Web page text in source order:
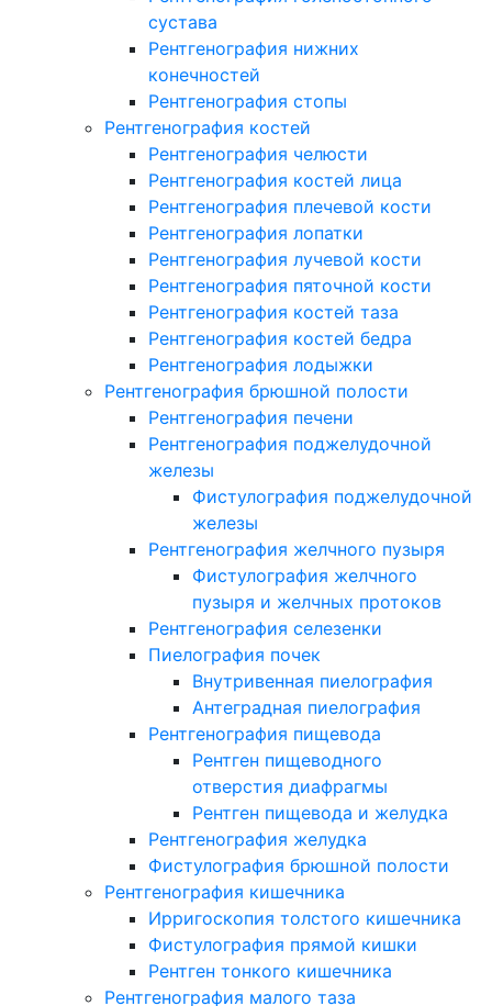
сустава
Рентгенография нижних
конечностей
Рентгенография стопы
Рентгенография костей
Рентгенография челюсти
Рентгенография костей лица
Рентгенография плечевой кости
Рентгенография лопатки
Рентгенография лучевой кости
Рентгенография пяточной кости
Рентгенография костей таза
Рентгенография костей бедра
Рентгенография лодыжки
Рентгенография брюшной полости
Рентгенография печени
Рентгенография поджелудочной
железы
Фистулография поджелудочной
железы
Рентгенография желчного пузыря
Фистулография желчного
пузыря и желчных протоков
Рентгенография селезенки
Пиелография почек
Внутривенная пиелография
Антеградная пиелография
Рентгенография пищевода
Рентген пищеводного
отверстия диафрагмы
Рентген пищевода и желудка
Рентгенография желудка
Фистулография брюшной полости
Рентгенография кишечника
Ирригоскопия толстого кишечника
Фистулография прямой кишки
Рентген тонкого кишечника
Рентгенография малого таза